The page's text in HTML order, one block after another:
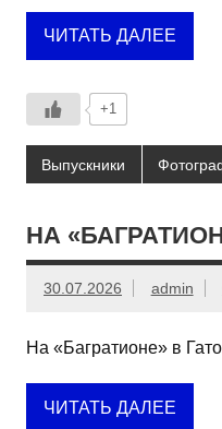
ЧИТАТЬ ДАЛЕЕ
+1
Выпускники
НА
30.07.2026 admin
На «Багратионе» в
ЧИТАТЬ ДАЛЕЕ